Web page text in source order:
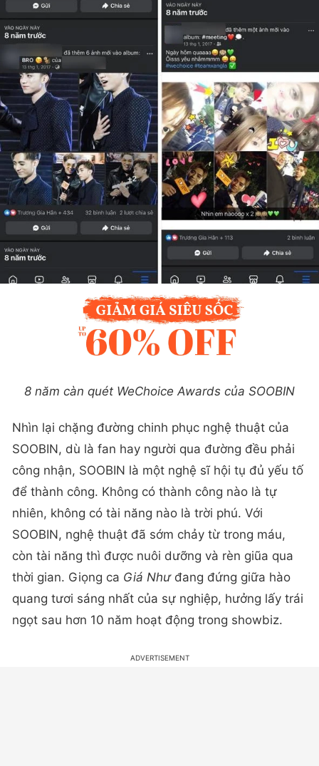
8 năm càn quét WeChoice Awards của SOOBIN
Nhìn lại chặng đường chinh phục nghệ thuật của
SOOBIN, dù là fan hay người qua đường đều phải
công nhận, SOOBIN là một nghệ sĩ hội tụ đủ yếu tố
để thành công. Không có thành công nào là tự
nhiên, không có tài năng nào là trời phú. Với
SOOBIN, nghệ thuật đã sớm chảy từ trong máu,
còn tài năng thì được nuôi dưỡng và rèn giũa qua
thời gian. Giọng ca Giá Như đang đứng giữa hào
quang tươi sáng nhất của sự nghiệp, hưởng lấy trái
ngọt sau hơn 10 năm hoạt động trong showbiz.